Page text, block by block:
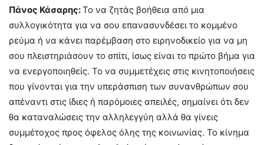
Πάνος Κάσαρης:Το να ζητάς βοήθεια από μια
συλλογικότητα για να σου επανασυνδέσει το κομμένο
ρεύμα ή να κάνει παρέμβαση στο ειρηνοδικείο για να μη
σου πλειστηριάσουν το σπίτι, ίσως είναι το πρώτο βήμα για
να ενεργοποιηθείς. Το να συμμετέχεις στις κινητοποιήσεις
που γίνονται για την υπεράσπιση των συνανθρώπων σου
απέναντι στις ίδιες ή παρόμοιες απειλές, σημαίνει ότι δεν
θα καταναλώσεις την αλληλεγγύη αλλά θα γίνεις
συμμέτοχος προς όφελος όλης της κοινωνίας. Το κίνημα